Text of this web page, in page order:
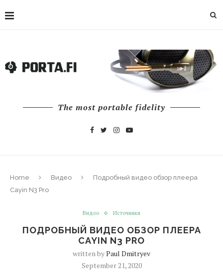
The most portable fidelity
Home Видео
Подробный видео обзор плеера
Cayin N3 Pro
Видео Источники
ПОДРОБНЫЙ ВИДЕО ОБЗОР ПЛЕЕРА
CAYIN N3 PRO
written byPaul Dmitryev
September 21, 2020